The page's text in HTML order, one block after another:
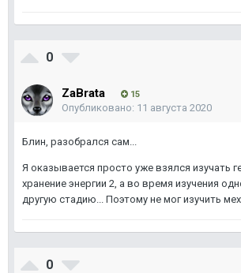
0
ZaBrata 15
Опубликовано: 11 августа 2020
Блин, разобрался сам...
Я оказывается просто уже взялся изучать
хранение энергии 2, а во время изучения
другую стадию... Поэтому не мог изучить
0